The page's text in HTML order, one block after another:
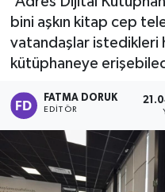
bini aşkın kitap cep
vatandaşlar istedikleri
kütüphaneye
FATMA DORUK
EDITÖR